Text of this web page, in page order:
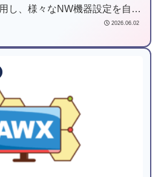
し、様々なNW機器設定を自動
2026.06.02